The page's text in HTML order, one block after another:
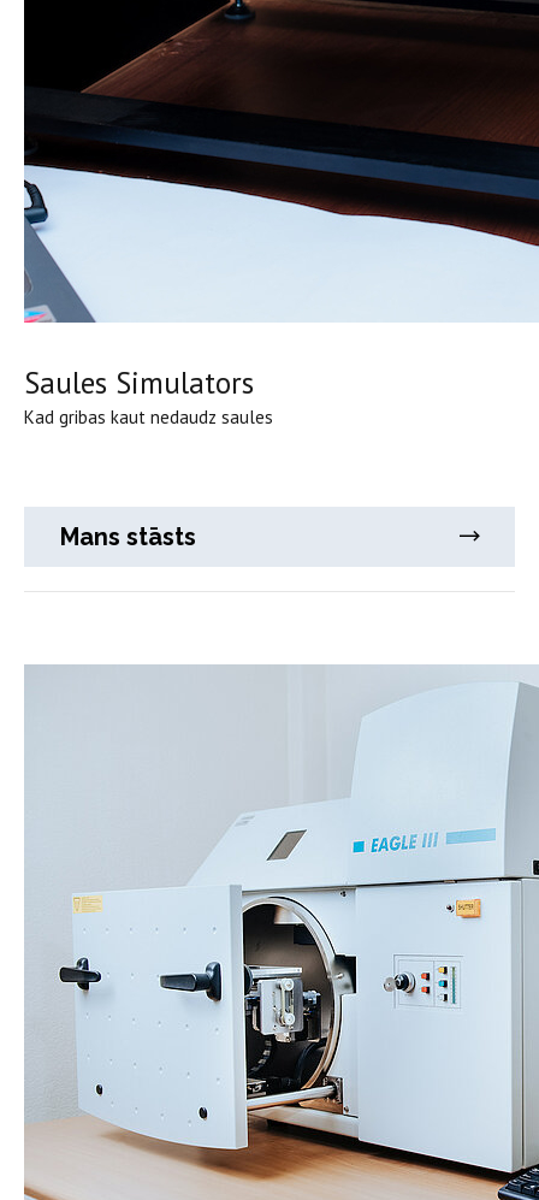
Saules Simulators
Kad gribas kaut nedaudz saules
Mans stāsts